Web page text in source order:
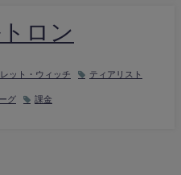
ロン
ット・ウィッチ ティアリスト
グ 課金